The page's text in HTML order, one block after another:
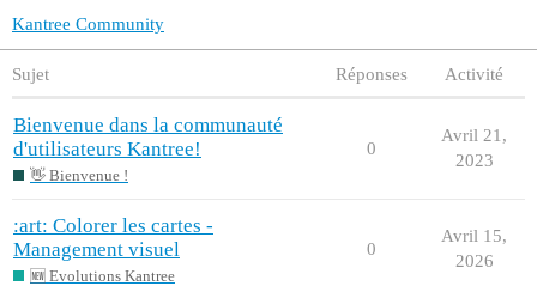
Kantree Community
Sujet Réponses Activité
Bienvenue dans la communauté
d'utilisateurs Kantree!
👋 Bienvenue !
0
Avril 21,
2023
:art: Colorer les cartes -
Management visuel
🆕 Evolutions Kantree
0
Avril 15,
2026